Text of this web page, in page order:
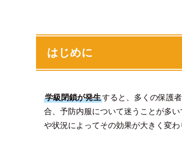
はじめに
学級閉鎖が発生すると、多くの保護
合、予防内服について迷うことが多
や状況によってその効果が大きく変わ